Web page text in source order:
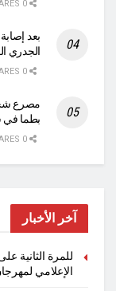
الجدري
مصرع
بطما في
آخر الأخبار
للمرة الثانية
الإعلامي